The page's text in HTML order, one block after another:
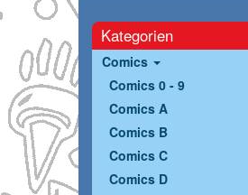
Kategorien
Comics
Comics 0 - 9
Comics A
Comics B
Comics C
Comics D